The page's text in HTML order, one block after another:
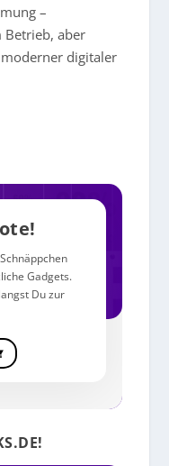
–
Betrieb, aber
digitaler
Gadgets.
Du zur